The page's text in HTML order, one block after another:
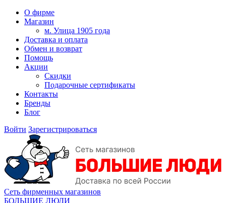
О фирме
Магазин
м. Улица 1905 года
Доставка и оплата
Обмен и возврат
Помощь
Акции
Скидки
Подарочные сертификаты
Контакты
Бренды
Блог
Войти Зарегистрироваться
Сеть фирменных магазинов
БОЛЬШИЕ ЛЮДИ